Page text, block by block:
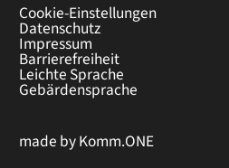
Cookie-Einstellungen
Datenschutz
Impressum
Barrierefreiheit
Leichte Sprache
Gebärdensprache
made byKomm.ONE